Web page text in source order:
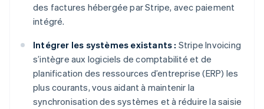
des factures hébergée par Stripe, avec paiement
intégré.
Intégrer les systèmes existants : Stripe Invoicing
s’intègre aux logiciels de comptabilité et de
planification des ressources d’entreprise (ERP) les
plus courants, vous aidant à maintenir la
synchronisation des systèmes et à réduire la saisie